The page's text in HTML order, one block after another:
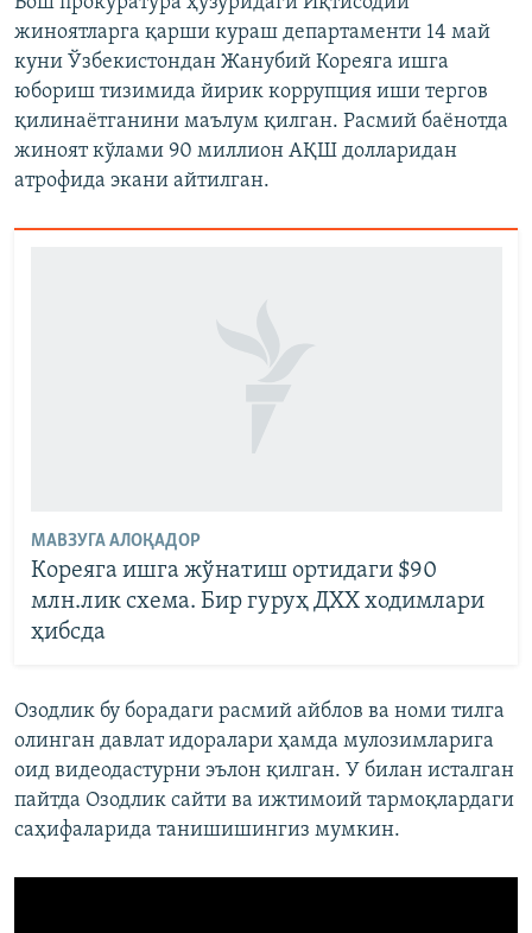
жиноятларга қарши кураш департаменти 14 май
куни Ўзбекистондан Жанубий Кореяга ишга
юбориш тизимида йирик коррупция иши тергов
қилинаётганини маълум қилган. Расмий баёнотда
жиноят кўлами 90 миллион АҚШ долларидан
атрофида экани айтилган.
МАВЗУГА АЛОҚАДОР
Кореяга ишга жўнатиш ортидаги $90
млн.лик схема. Бир гуруҳ ДХХ ходимлари
ҳибсда
Озодлик бу борадаги расмий айблов ва номи тилга
олинган давлат идоралари ҳамда мулозимларига
оид видеодастурни эълон қилган. У билан исталган
пайтда Озодлик сайти ва ижтимоий тармоқлардаги
саҳифаларида танишишингиз мумкин.